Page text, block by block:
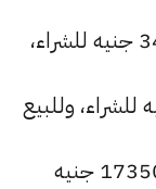
سعر الذهب عيار 21 وزن 5 جرام 34700 جنيه للشراء،
وزن 10 جرام 69400 جنيه للشراء، وللبيع
أسعار الذهب عيار 21 وزن 25 جرام 173500 جنيه